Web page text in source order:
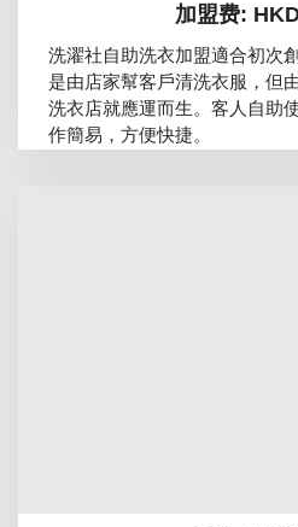
加盟费:
洗濯社自助洗衣加盟適合初次
是由店家幫客戶清洗衣服，但
洗衣店就應運而生。客人自助
作簡易，方便快捷。